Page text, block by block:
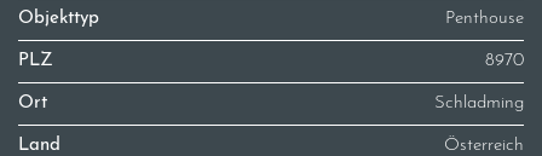
Objekttyp Penthouse
PLZ 8970
Ort Schladming
Land Österreich